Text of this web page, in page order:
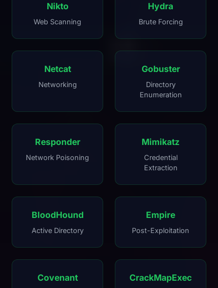
Nikto
Web Scanning
Hydra
Brute Forcing
Netcat
Networking
Gobuster
Directory
Enumeration
Responder
Network Poisoning
Mimikatz
Credential
Extraction
BloodHound
Active Directory
Empire
Post-Exploitation
Covenant CrackMapExec